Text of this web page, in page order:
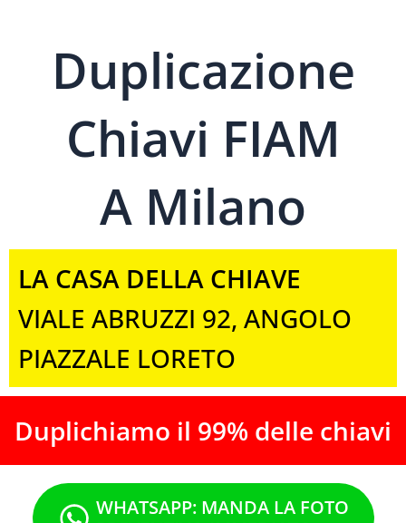
Duplicazione
Chiavi FIAM
A Milano
LA CASA DELLA CHIAVE
VIALE ABRUZZI 92, ANGOLO
PIAZZALE LORETO
Duplichiamo il 99% delle chiavi
WHATSAPP: MANDA LA FOTO